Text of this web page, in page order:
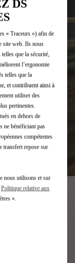
DS
« Traceurs ») afin de
site web. Ils nous
que la sécurité,
l’ergonomie
telles que la
et contribuent ainsi à
utiliser des
pertinentes.
en dehors de
ne bénéficiant pas
compétentes
transfert repose sur
nous utilisons et sur
Politique relative aux
».